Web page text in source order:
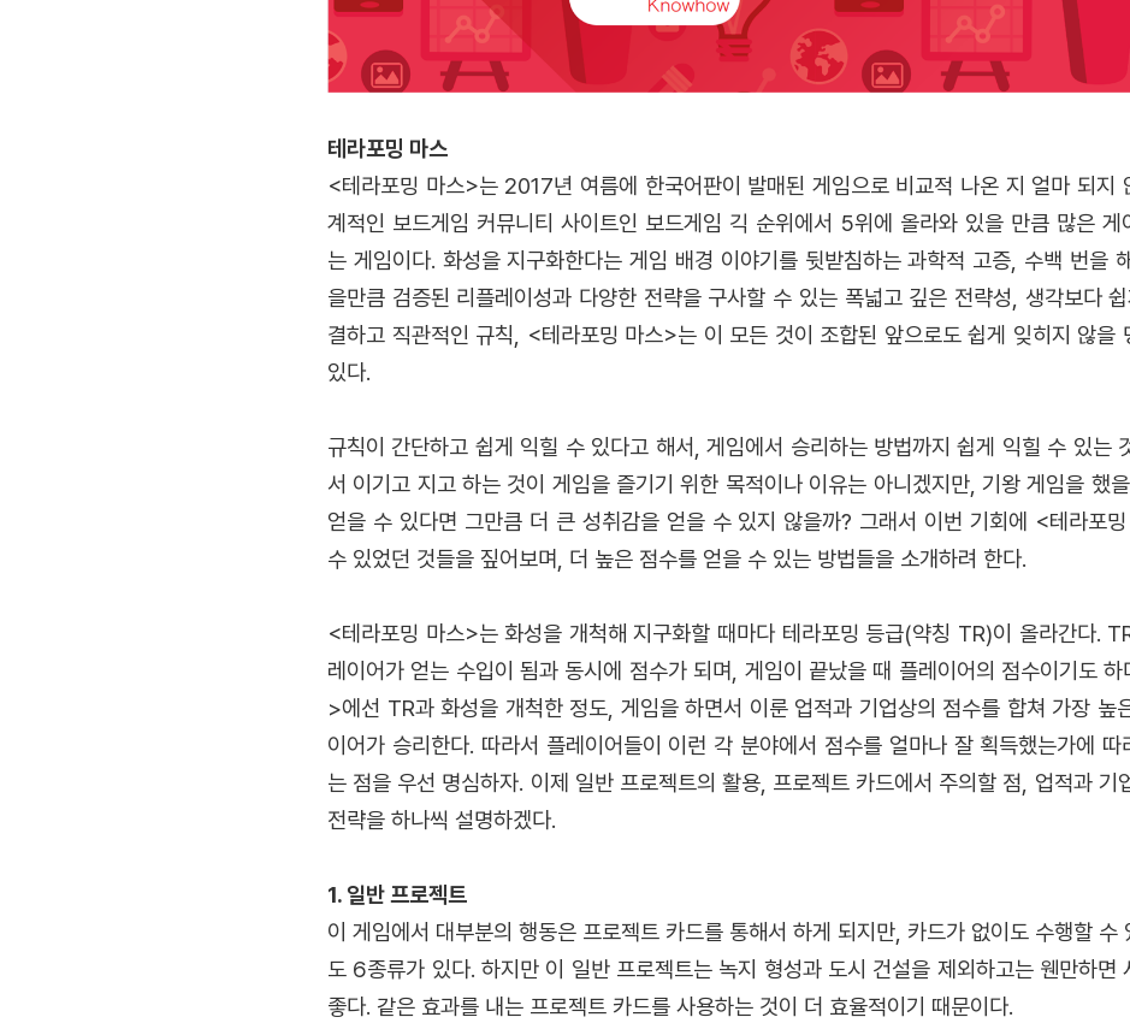
테라포밍 마스
<테라포밍 마스>는 2017년 여름에 한국어판이 발매된 게임으로 비교적 나온 지 얼마 되지
계적인 보드게임 커뮤니티 사이트인 보드게임 긱 순위에서 5위에 올라와 있을 만큼 많은 게
는 게임이다. 화성을 지구화한다는 게임 배경 이야기를 뒷받침하는 과학적 고증, 수백 번을
을만큼 검증된 리플레이성과 다양한 전략을 구사할 수 있는 폭넓고 깊은 전략성, 생각보다
결하고 직관적인 규칙, <테라포밍 마스>는 이 모든 것이 조합된 앞으로도 쉽게 잊히지 않을
있다.
규칙이 간단하고 쉽게 익힐 수 있다고 해서, 게임에서 승리하는 방법까지 쉽게 익힐 수 있는
서 이기고 지고 하는 것이 게임을 즐기기 위한 목적이나 이유는 아니겠지만, 기왕 게임을 했
얻을 수 있다면 그만큼 더 큰 성취감을 얻을 수 있지 않을까? 그래서 이번 기회에 <테라포
수 있었던 것들을 짚어보며, 더 높은 점수를 얻을 수 있는 방법들을 소개하려 한다.
<테라포밍 마스>는 화성을 개척해 지구화할 때마다 테라포밍 등급(약칭 TR)이 올라간다.
레이어가 얻는 수입이 됨과 동시에 점수가 되며, 게임이 끝났을 때 플레이어의 점수이기도
>에선 TR과 화성을 개척한 정도, 게임을 하면서 이룬 업적과 기업상의 점수를 합쳐 가장 높
이어가 승리한다. 따라서 플레이어들이 이런 각 분야에서 점수를 얼마나 잘 획득했는가에
는 점을 우선 명심하자. 이제 일반 프로젝트의 활용, 프로젝트 카드에서 주의할 점, 업적과 기
전략을 하나씩 설명하겠다.
1. 일반 프로젝트
이 게임에서 대부분의 행동은 프로젝트 카드를 통해서 하게 되지만, 카드가 없이도 수행할 수
도 6종류가 있다. 하지만 이 일반 프로젝트는 녹지 형성과 도시 건설을 제외하고는 웬만하면
좋다. 같은 효과를 내는 프로젝트 카드를 사용하는 것이 더 효율적이기 때문이다.